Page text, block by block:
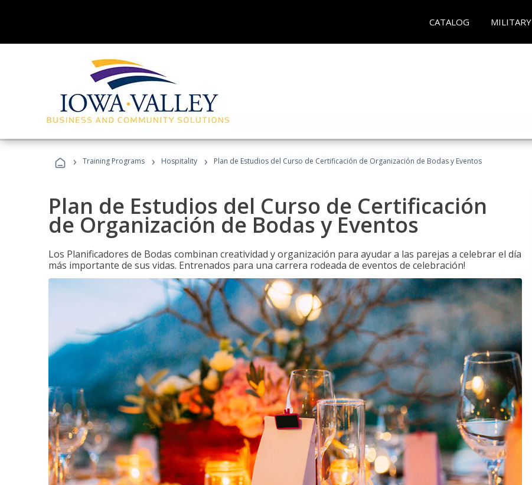
CATALOG MILITARY
› Training Programs › Hospitality › Plan de Estudios del Curso de Certificación de Organización de Bodas y Eventos
Plan de Estudios del Curso de Certificación
de Organización de Bodas y Eventos
Los Planificadores de Bodas combinan creatividad y organización para ayudar a las parejas a celebrar el día
más importante de sus vidas. Entrenados para una carrera rodeada de eventos de celebración!